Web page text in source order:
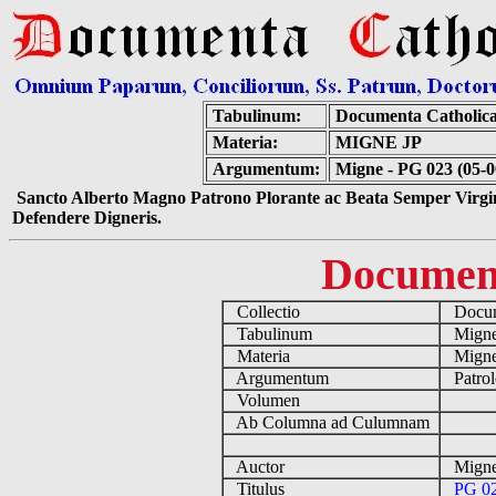
Tabulinum:
Documenta
Materia:
MIGNE JP
Argumentum:
Migne - PG 023 (05-
Sancto Alberto Magno Patrono Plorante ac Beata Semper
Defendere Digneris.
Collectio
Tabulinum
Materia
Argumentum
Volumen
Ab Columna ad Culumnam
Auctor
Titulus
PG